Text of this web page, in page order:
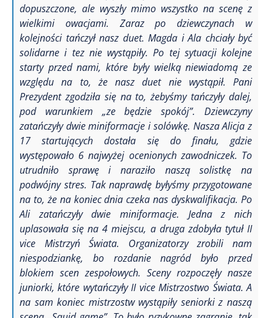
dopuszczone, ale wyszły mimo wszystko na scenę z
wielkimi owacjami. Zaraz po dziewczynach w
kolejności tańczył nasz duet. Magda i Ala chciały być
solidarne i tez nie wystąpiły. Po tej sytuacji kolejne
starty przed nami, które były wielką niewiadomą ze
względu na to, że nasz duet nie wystąpił. Pani
Prezydent zgodziła się na to, żebyśmy tańczyły dalej,
pod warunkiem „ze będzie spokój”. Dziewczyny
zatańczyły dwie miniformacje i solówkę. Nasza Alicja z
17 startujących dostała się do finału, gdzie
występowało 6 najwyżej ocenionych zawodniczek. To
utrudniło sprawę i naraziło naszą solistkę na
podwójny stres. Tak naprawdę byłyśmy przygotowane
na to, że na koniec dnia czeka nas dyskwalifikacja. Po
Ali zatańczyły dwie miniformacje. Jedna z nich
uplasowała się na 4 miejscu, a druga zdobyła tytuł II
vice Mistrzyń Świata. Organizatorzy zrobili nam
niespodziankę, bo rozdanie nagród było przed
blokiem scen zespołowych. Sceny rozpoczęły nasze
juniorki, które wytańczyły II vice Mistrzostwo Świata. A
na sam koniec mistrzostw wystąpiły seniorki z naszą